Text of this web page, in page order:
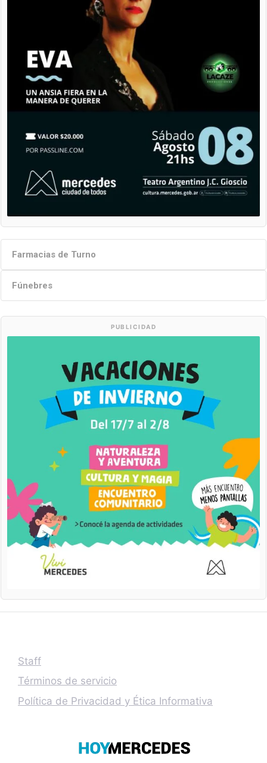
Farmacias de Turno
Fúnebres
PUBLICIDAD
Staff
Términos de servicio
Política de Privacidad y Ética Informativa